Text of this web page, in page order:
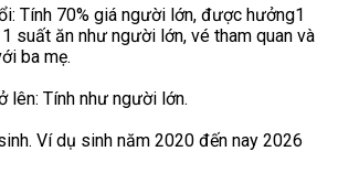
Tính 70% giá người lớn, được hưởng1
suất ăn như người lớn, vé tham quan và
ba mẹ.
lên: Tính như người lớn.
Ví dụ sinh năm 2020 đến nay 2026